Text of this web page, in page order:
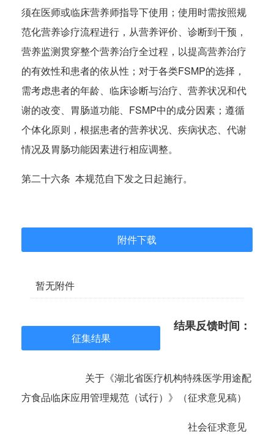
须在医师或临床营养师指导下使用；使用时需按照规
范化营养诊疗流程进行，从营养评价、诊断到干预，
营养监测贯穿整个营养治疗全过程，以提高营养治疗
的有效性和患者的依从性；对于各类FSMP的选择，
需考虑患者的年龄、临床诊断与治疗、营养状况和代
谢的改变、胃肠道功能、FSMP中的成分因素；遵循
个体化原则，根据患者的营养状况、疾病状态、代谢
情况及胃肠功能因素进行相应调整。
第二十六条 本规范自下发之日起施行。
附件下载
暂无附件
征集结果
结果反馈时间：
关于《湖北省医疗机构特殊医学用途配
方食品临床应用管理规范（试行）》（征求意见稿）
社会征求意见